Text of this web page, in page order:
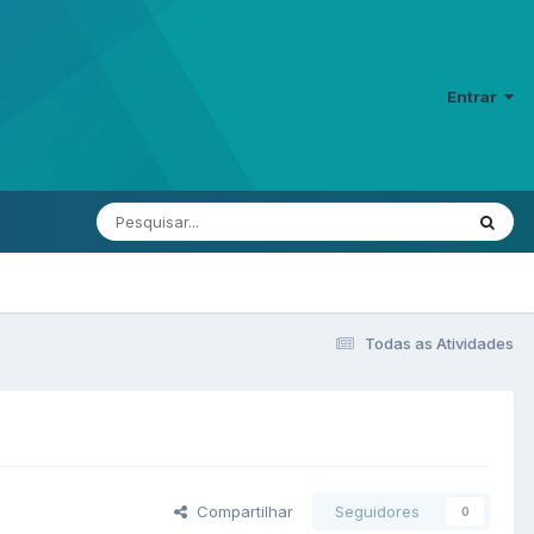
Entrar
Todas as Atividades
Compartilhar Seguidores 0